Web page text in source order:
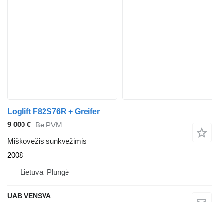
Loglift F82S76R + Greifer
9 000 €
Be PVM
Miškovežis sunkvežimis
2008
Lietuva, Plungė
UAB VENSVA